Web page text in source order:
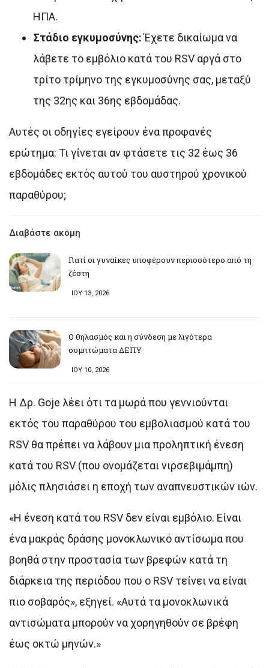
ΗΠΑ.
Στάδιο εγκυμοσύνης:Έχετε δικαίωμα να
λάβετε το εμβόλιο κατά του RSV αργά στο
τρίτο τρίμηνο της εγκυμοσύνης σας, μεταξύ
της 32ης και 36ης εβδομάδας.
Αυτές οι οδηγίες εγείρουν ένα προφανές
ερώτημα: Τι γίνεται αν φτάσετε τις 32 έως 36
εβδομάδες εκτός αυτού του αυστηρού χρονικού
παραθύρου;
Διαβάστε ακόμη
Γιατί οι γυναίκες υποφέρουν περισσότερο από τη
ζέστη
ΙΟΥ 13, 2026
Ο θηλασμός και η σύνδεση με λιγότερα
συμπτώματα ΔΕΠΥ
ΙΟΥ 10, 2026
Η Δρ. Goje λέει ότι τα μωρά που γεννιούνται
εκτός του παραθύρου του εμβολιασμού κατά του
RSV θα πρέπει να λάβουν μια προληπτική ένεση
κατά του RSV (που ονομάζεται νιρσεβιμάμπη)
μόλις πλησιάσει η εποχή των αναπνευστικών ιών.
«Η ένεση κατά του RSV δεν είναι εμβόλιο. Είναι
ένα μακράς δράσης μονοκλωνικό αντίσωμα που
βοηθά στην προστασία των βρεφών κατά τη
διάρκεια της περιόδου που ο RSV τείνει να είναι
πιο σοβαρός», εξηγεί. «Αυτά τα μονοκλωνικά
αντισώματα μπορούν να χορηγηθούν σε βρέφη
έως οκτώ μηνών.»